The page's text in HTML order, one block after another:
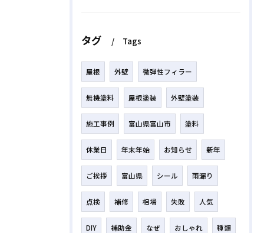
タグ Tags
屋根 外壁 微弾性フィラー
無機塗料 屋根塗装 外壁塗装
施工事例 富山県富山市 塗料
休業日 年末年始 お知らせ 新年
ご挨拶 富山県 シール 雨漏り
点検 補修 相場 失敗 人気
DIY 補助金 なぜ おしゃれ 種類